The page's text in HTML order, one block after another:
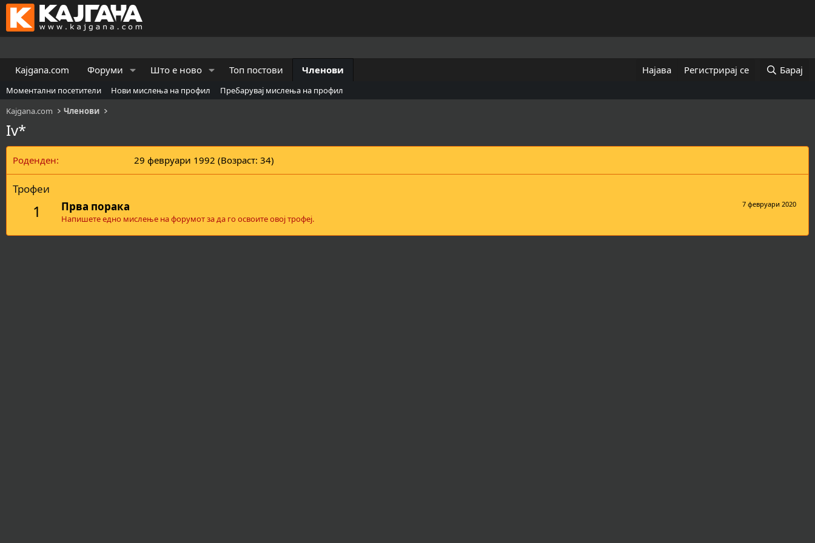
Kajgana.com Форуми Што е ново Топ постови Членови Најава Регистрирај се Барај
Моментални посетители Нови мислења на профил
Пребарувај мислења на профил
Kajgana.com
Членови
Iv*
Роденден 29 февруари 1992 (Возраст: 34)
Трофеи
1 7 февруари 2020
Прва порака
Напишете едно мислење на форумот за да го освоите овој трофеј.